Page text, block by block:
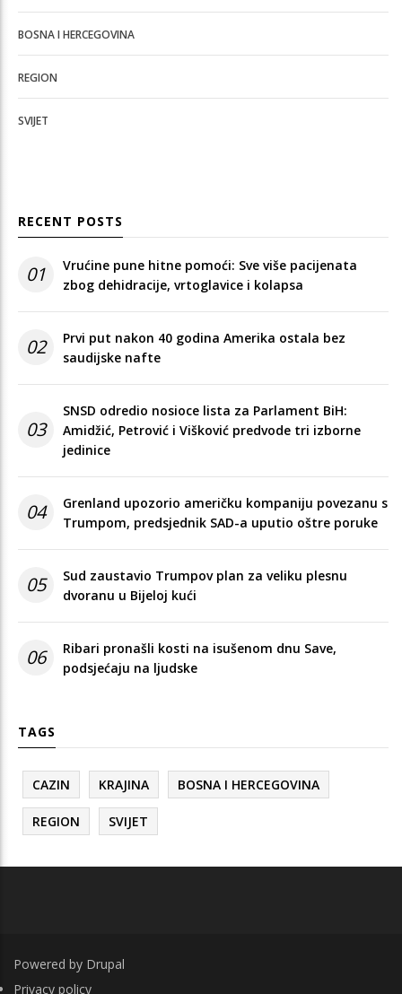
BOSNA I HERCEGOVINA
REGION
SVIJET
RECENT POSTS
01
Vrućine pune hitne pomoći: Sve više pacijenata
zbog dehidracije, vrtoglavice i kolapsa
02
Prvi put nakon 40 godina Amerika ostala bez
saudijske nafte
03
SNSD odredio nosioce lista za Parlament BiH:
Amidžić, Petrović i Višković predvode tri izborne
jedinice
04
Grenland upozorio američku kompaniju povezanu s
Trumpom, predsjednik SAD-a uputio oštre poruke
05
Sud zaustavio Trumpov plan za veliku plesnu
dvoranu u Bijeloj kući
06
Ribari pronašli kosti na isušenom dnu Save,
podsjećaju na ljudske
TAGS
CAZIN KRAJINA BOSNA I HERCEGOVINA
REGION SVIJET
Powered by Drupal
FOOTER
Privacy policy